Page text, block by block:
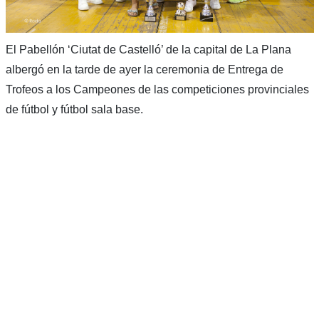
El Pabellón ‘Ciutat de Castelló’ de la capital de La Plana
albergó en la tarde de ayer la ceremonia de Entrega de
Trofeos a los Campeones de las competiciones provinciales
de fútbol y fútbol sala base.